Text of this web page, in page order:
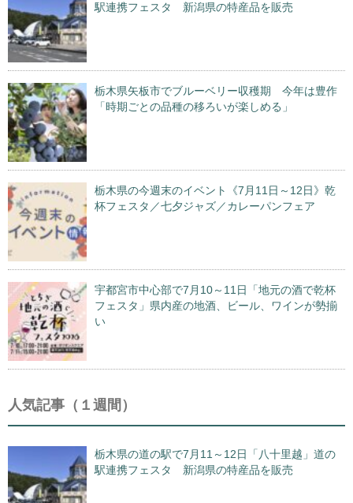
駅連携フェスタ 新潟県の特産品を販売
栃木県矢板市でブルーベリー収穫期 今年は豊作
「時期ごとの品種の移ろいが楽しめる」
栃木県の今週末のイベント《7月11日～12日》乾
杯フェスタ／七夕ジャズ／カレーパンフェア
宇都宮市中心部で7月10～11日「地元の酒で乾杯
フェスタ」県内産の地酒、ビール、ワインが勢揃
い
人気記事（１週間）
栃木県の道の駅で7月11～12日「八十里越」道の
駅連携フェスタ 新潟県の特産品を販売